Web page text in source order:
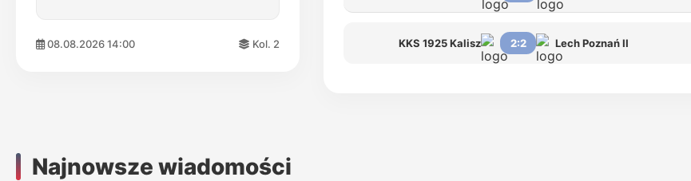
08.08.2026 14:00 Kol. 2 KKS 1925 Kalisz 2:2 Lech Poznań II
Najnowsze wiadomości